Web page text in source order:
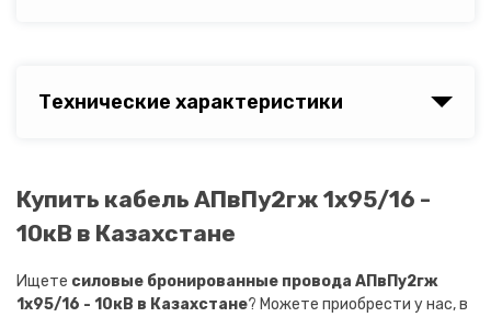
Технические характеристики
Купить кабель АПвПу2гж 1х95/16 -
10кВ в Казахстане
Ищете силовые бронированные провода АПвПу2гж
1х95/16 - 10кВ в Казахстане? Можете приобрести у нас, в